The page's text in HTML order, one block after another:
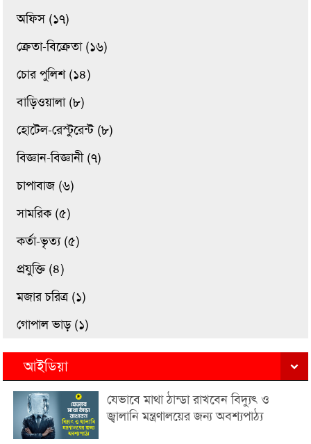
অফিস (১৭)
ক্রেতা-বিক্রেতা (১৬)
চোর পুলিশ (১৪)
বাড়িওয়ালা (৮)
হোটেল-রেস্টুরেন্ট (৮)
বিজ্ঞান-বিজ্ঞানী (৭)
চাপাবাজ (৬)
সামরিক (৫)
কর্তা-ভৃত্য (৫)
প্রযুক্তি (৪)
মজার চরিত্র (১)
গোপাল ভাড় (১)
আইডিয়া
যেভাবে মাথা ঠান্ডা রাখবেন বিদ্যুৎ ও
জ্বালানি মন্ত্রণালয়ের জন্য অবশ্যপাঠ্য